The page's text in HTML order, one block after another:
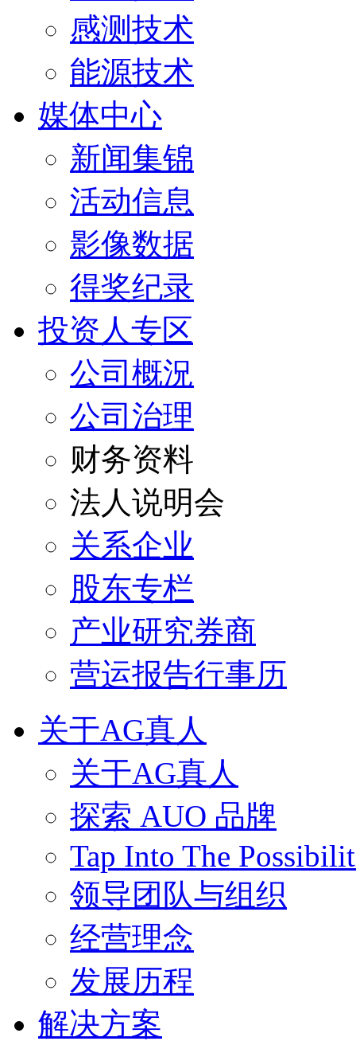
感测技术
能源技术
媒体中心
新闻集锦
活动信息
影像数据
得奖纪录
投资人专区
公司概況
公司治理
财务资料
法人说明会
关系企业
股东专栏
产业研究券商
营运报告行事历
关于AG真人
关于AG真人
探索 AUO 品牌
Tap Into The
领导团队与组织
经营理念
发展历程
解决方案